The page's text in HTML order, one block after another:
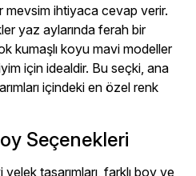
mevsim ihtiyaca cevap verir.
yaz aylarında ferah bir
kumaşlı koyu mavi modeller
için idealdir. Bu seçki, ana
içindeki en özel renk
Seçenekleri
tasarımları, farklı boy ve